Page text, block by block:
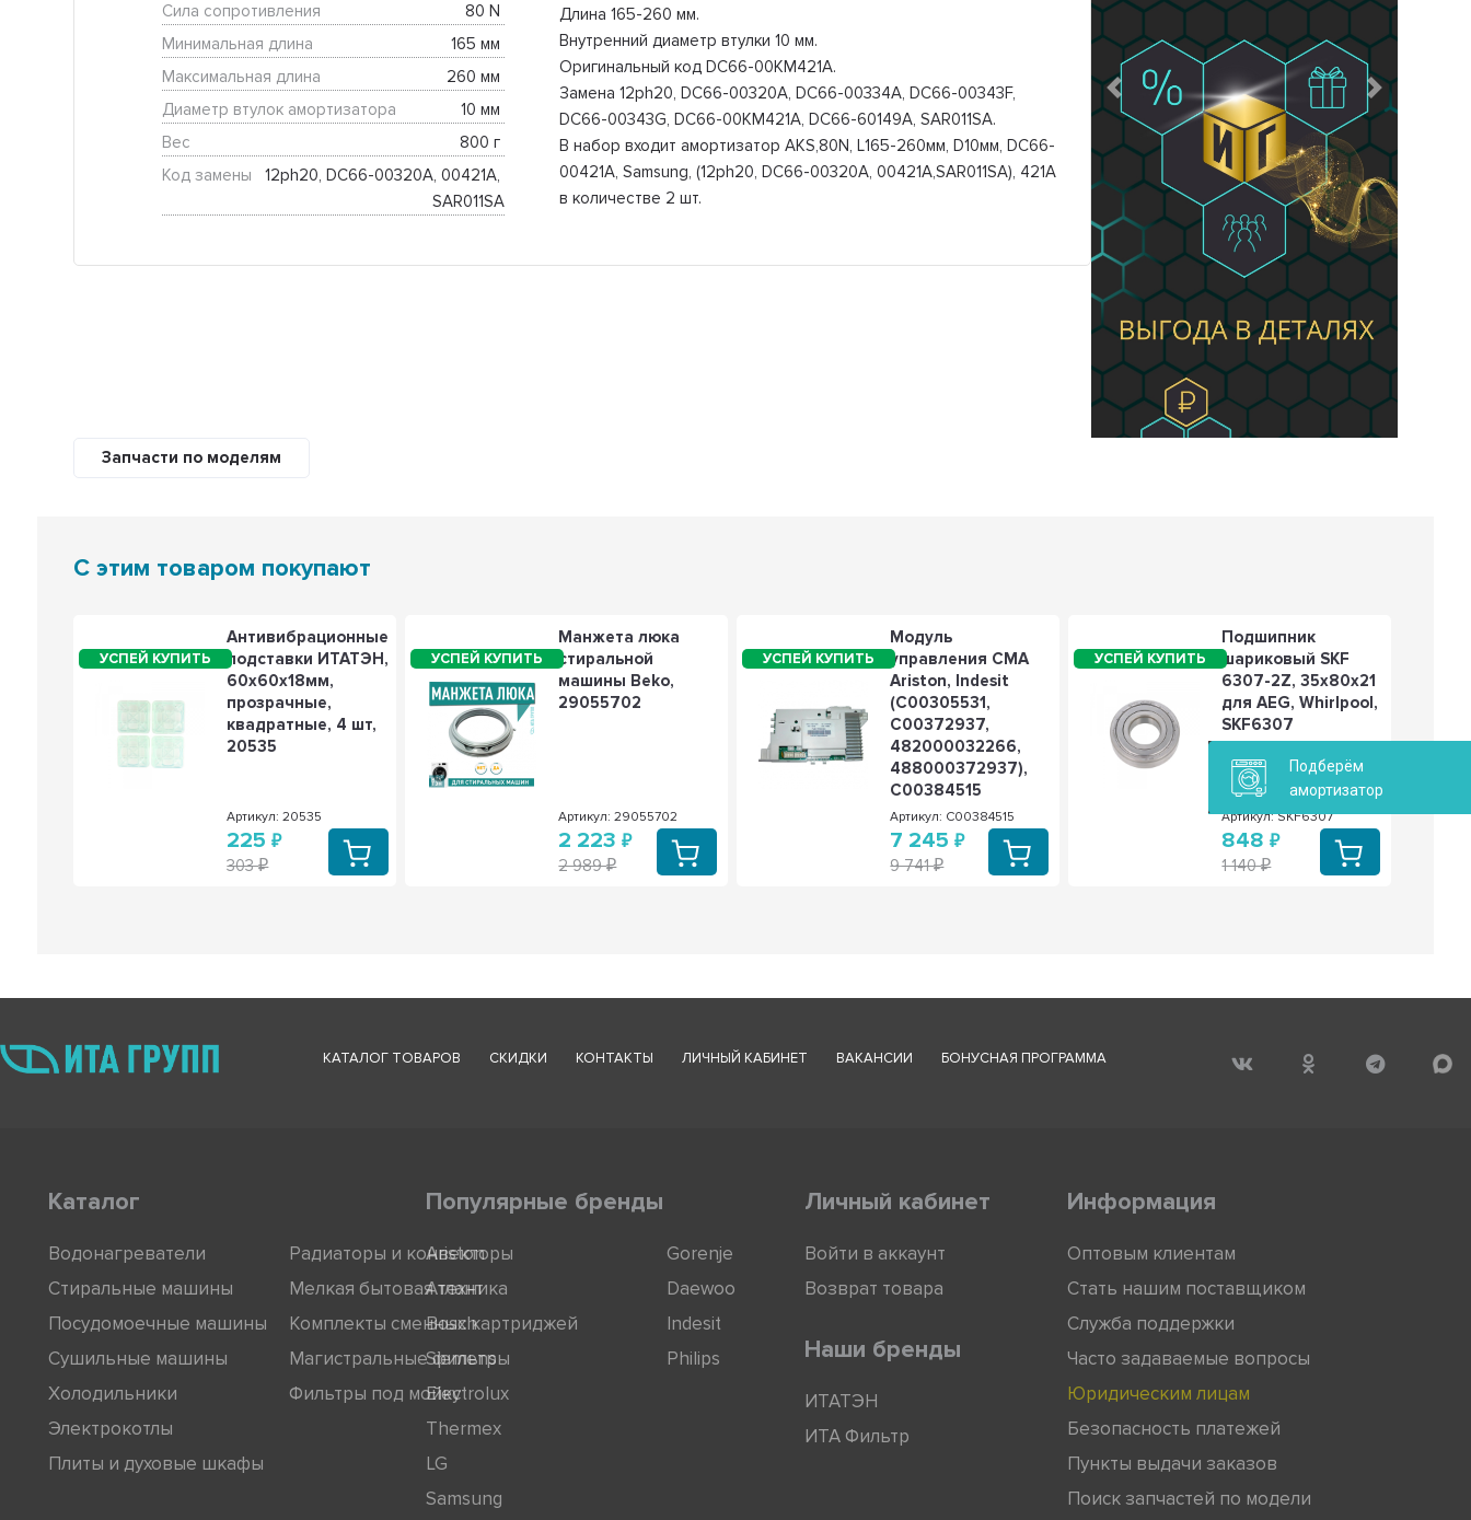
Длина 165-260 мм.
Внутренний диаметр втулки 10 мм.
Оригинальный код DC66-00KM421A.
Замена 12ph20, DC66-00320A, DC66-00334A, DC66-00343F,
DC66-00343G, DC66-00KM421A, DC66-60149A, SAR011SA.
В набор входит амортизатор AKS,80N, L165-260мм, D10мм, DC66-
00421A, Samsung, (12ph20, DC66-00320A, 00421A,SAR011SA), 421A
в количестве 2 шт.
Сила сопротивления
80 N
Минимальная длина
165 мм
Максимальная длина
260 мм
Диаметр втулок амортизатора
10 мм
Вес
800 г
Код замены
12ph20, DC66-00320A, 00421A,
SAR011SA
Предыдущий Следующий
Запчасти по моделям
С этим товаром покупают
Антивибрационные
подставки ИТАТЭН,
60х60х18мм,
прозрачные,
квадратные, 4 шт,
20535
Артикул: 20535
225
303
Манжета люка
стиральной
машины Beko,
29055702
Артикул: 29055702
2 223
2 989
Модуль
управления СМА
Ariston, Indesit
(C00305531,
C00372937,
482000032266,
488000372937),
C00384515
Артикул: C00384515
7 245
9 741
Подшипник
шариковый SKF
6307-2Z, 35х80х21
для AEG, Whirlpool,
SKF6307
Артикул: SKF6307
848
1 140
КАТАЛОГ ТОВАРОВ СКИДКИ КОНТАКТЫ ЛИЧНЫЙ КАБИНЕТ ВАКАНСИИ БОНУСНАЯ ПРОГРАММА
Каталог
Водонагреватели
Стиральные машины
Посудомоечные машины
Сушильные машины
Холодильники
Электрокотлы
Плиты и духовые шкафы
Радиаторы и конвекторы
Мелкая бытовая техника
Комплекты сменных картриджей
Магистральные фильтры
Фильтры под мойку
Популярные бренды
Ariston
Атлант
Bosch
Siemens
Electrolux
Thermex
LG
Samsung
Gorenje
Daewoo
Indesit
Philips
Личный кабинет
Войти в аккаунт
Возврат товара
Наши бренды
ИТАТЭН
ИТА Фильтр
Информация
Оптовым клиентам
Стать нашим поставщиком
Служба поддержки
Часто задаваемые вопросы
Юридическим лицам
Безопасность платежей
Пункты выдачи заказов
Поиск запчастей по модели
Подберём
амортизатор